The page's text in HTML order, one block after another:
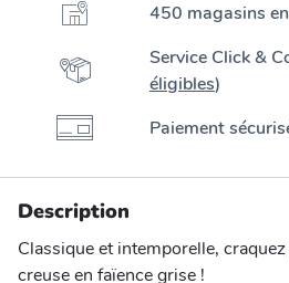
450 magasins
Service Click &
éligibles)
Paiement
Description
Classique et intemporelle,
creuse en faïence grise !